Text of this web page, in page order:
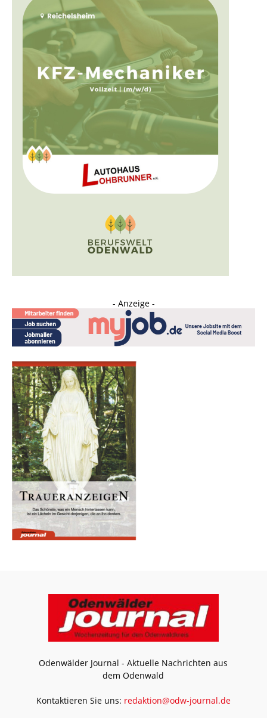
- Anzeige -
Odenwälder Journal - Aktuelle Nachrichten aus
dem Odenwald
Kontaktieren Sie uns: redaktion@odw-journal.de